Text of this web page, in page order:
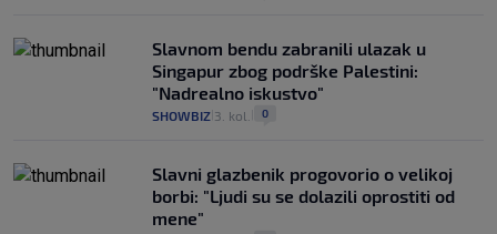
Slavnom bendu zabranili ulazak u
Singapur zbog podrške Palestini:
"Nadrealno iskustvo"
SHOWBIZ 3. kol. 0
Slavni glazbenik progovorio o velikoj
borbi: "Ljudi su se dolazili oprostiti od
mene"